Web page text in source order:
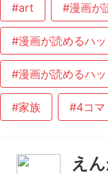
#art #漫画が
#漫画が読めるハ
#漫画が読めるハ
#家族 #4コマ
え